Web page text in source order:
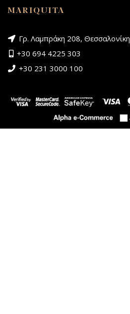
MARIQUITA
Γρ. Λαμπράκη 208, Θεσσαλονίκη
+30 694 4225 303
+30 231 3000 100